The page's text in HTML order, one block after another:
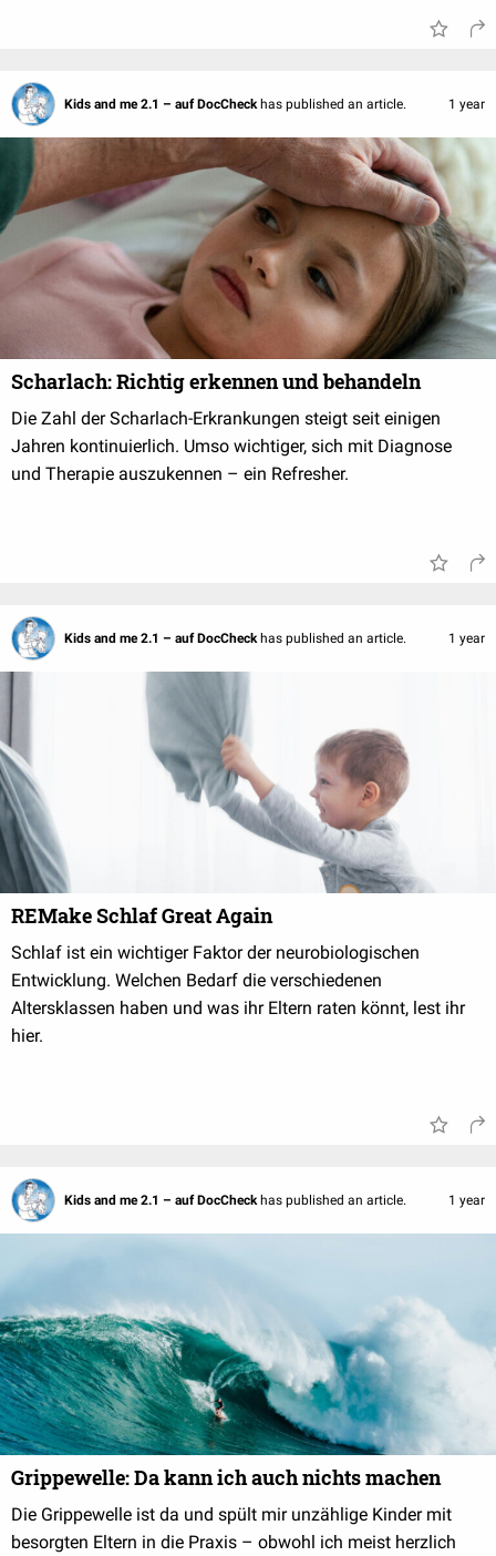
Kids and me 2.1 – auf DocCheck has published an article. 1 year
Scharlach: Richtig erkennen und behandeln
Die Zahl der Scharlach-Erkrankungen steigt seit einigen
Jahren kontinuierlich. Umso wichtiger, sich mit Diagnose
und Therapie auszukennen – ein Refresher.
Kids and me 2.1 – auf DocCheck has published an article. 1 year
REMake Schlaf Great Again
Schlaf ist ein wichtiger Faktor der neurobiologischen
Entwicklung. Welchen Bedarf die verschiedenen
Altersklassen haben und was ihr Eltern raten könnt, lest ihr
hier.
Kids and me 2.1 – auf DocCheck has published an article. 1 year
Grippewelle: Da kann ich auch nichts machen
Die Grippewelle ist da und spült mir unzählige Kinder mit
besorgten Eltern in die Praxis – obwohl ich meist herzlich